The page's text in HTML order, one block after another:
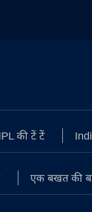
की टें टें
एक बखत की